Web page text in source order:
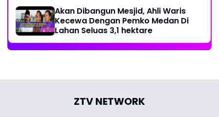
Akan Dibangun Mesjid, Ahli Waris
Kecewa Dengan Pemko Medan Di
Lahan Seluas 3,1 hektare
ZTV NETWORK